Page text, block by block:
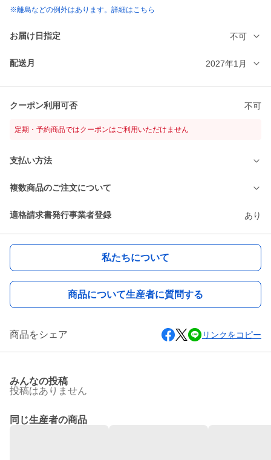
※離島などの例外はあります。詳細はこちら
お届け日指定 不可
配送月 2027年1月
クーポン利用可否 不可
定期・予約商品ではクーポンはご利用いただけません
支払い方法
複数商品のご注文について
適格請求書発行事業者登録 あり
私たちについて
商品について生産者に質問する
商品をシェア リンクをコピー
みんなの投稿
投稿はありません
同じ生産者の商品